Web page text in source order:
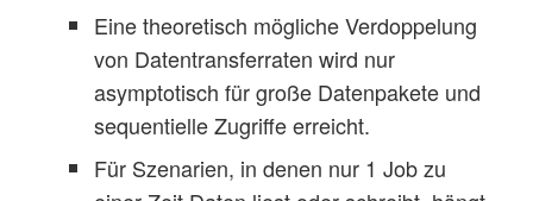
Eine theoretisch mögliche Verdoppelung
von Datentransferraten wird nur
asymptotisch für große Datenpakete und
sequentielle Zugriffe erreicht.
Für Szenarien, in denen nur 1 Job zu